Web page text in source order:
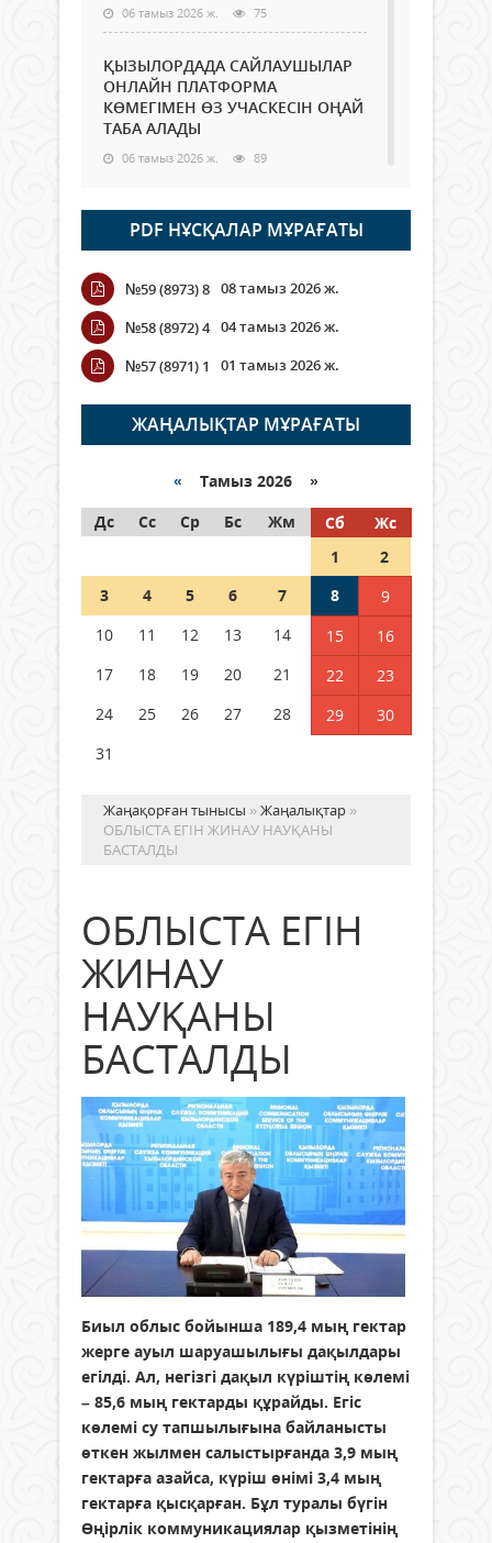
06 тамыз 2026 ж. 75
ҚЫЗЫЛОРДАДА САЙЛАУШЫЛАР
ОНЛАЙН ПЛАТФОРМА
КӨМЕГІМЕН ӨЗ УЧАСКЕСІН ОҢАЙ
ТАБА АЛАДЫ
06 тамыз 2026 ж. 89
Open Air: Қызылорда облысы
полиция департаменті 20
мыңнан астам көрерменнің
қауіпсіздігін қамтамасыз етті
06 тамыз 2026 ж.
Wi-Fi ҚАБЫРҒА АРҚЫЛЫ ҚАЛАЙ
ӨТЕДІ?
06 тамыз 2026 ж. 266
граждане Казахстана,
05 тамыз 2026 ж. 147
Шетелде жүрген Қазақстан
азаматтары қалай дауыс бере
PDF НҰСҚАЛАР МҰРАҒАТЫ
№59 (8973) 8 08 тамыз 2026 ж.
№58 (8972) 4 04 тамыз 2026 ж.
№57 (8971) 1
01 тамыз 2026 ж.
ЖАҢАЛЫҚТАР МҰРАҒАТЫ
« Тамыз 2026 »
Дс
Сс Ср Бс Жм Сб
Жс
1
2
3
4 5 6 7 8
9
10
11 12 13 14 15
16
17
18 19 20 21 22
23
24
25 26 27 28 29
30
31
Жаңақорған тынысы »Жаңалықтар »
ОБЛЫСТА ЕГІН ЖИНАУ НАУҚАНЫ
БАСТАЛДЫ
ОБЛЫСТА ЕГІН
ЖИНАУ
НАУҚАНЫ
БАСТАЛДЫ
Биыл облыс бойынша 189,4 мың гектар
жерге ауыл шаруашылығы дақылдары
егілді. Ал, негізгі дақыл күрiштің көлемі
– 85,6 мың гектарды құрайды. Егіс
көлемі су тапшылығына байланысты
өткен жылмен салыстырғанда 3,9 мың
гектарға азайса, күріш өнімі 3,4 мың
гектарға қысқарған. Бұл туралы бүгін
Өңірлік коммуникациялар қызметінің